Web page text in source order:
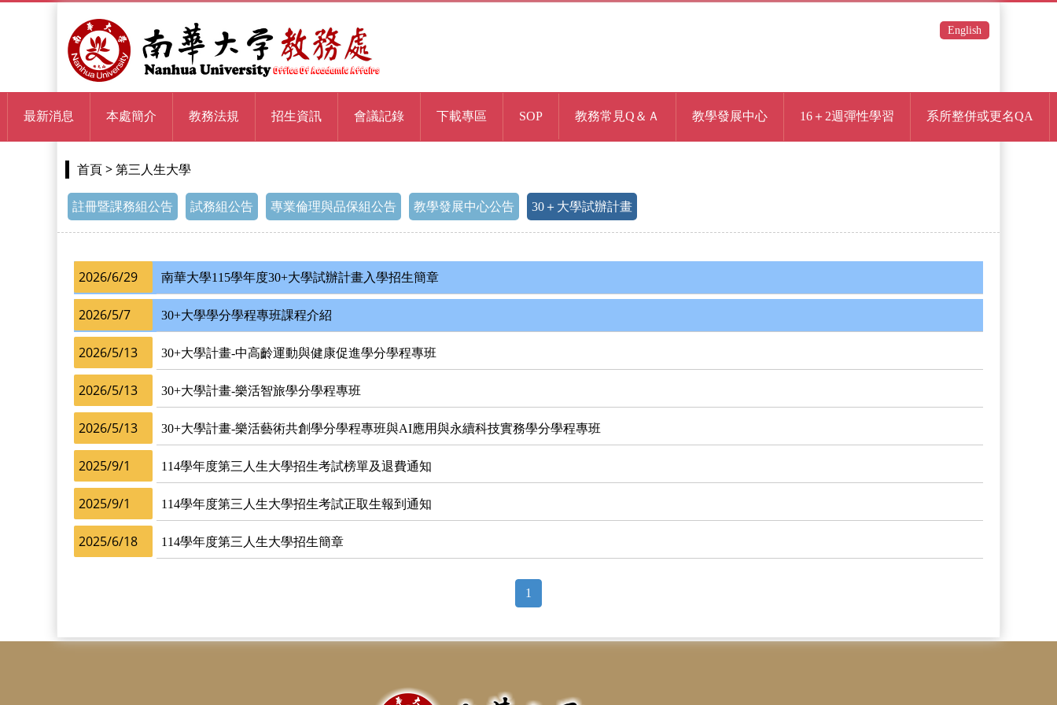
English
首頁 > 第三人生大學
註冊暨課務組公告 試務組公告 專業倫理與品保組公告 教學發展中心公告 30＋大學試辦計畫
2026/6/29 南華大學115學年度30+大學試辦計畫入學招生簡章
2026/5/7 30+大學學分學程專班課程介紹
2026/5/13 30+大學計畫-中高齡運動與健康促進學分學程專班
2026/5/13 30+大學計畫-樂活智旅學分學程專班
2026/5/13 30+大學計畫-樂活藝術共創學分學程專班與AI應用與永續科技實務學分學程專班
2025/9/1 114學年度第三人生大學招生考試榜單及退費通知
2025/9/1 114學年度第三人生大學招生考試正取生報到通知
2025/6/18 114學年度第三人生大學招生簡章
1
最新消息 本處簡介 教務法規 招生資訊 會議記錄 下載專區 SOP 教務常見Q＆Ａ 教學發展中心 16＋2週彈性學習 系所整併或更名QA